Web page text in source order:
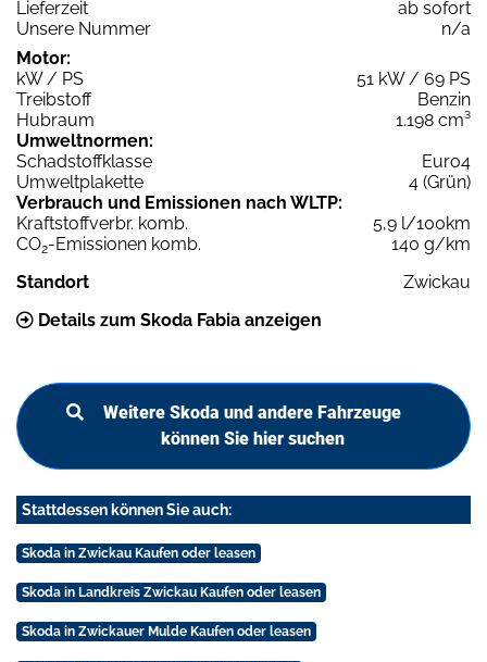
Lieferzeit
ab sofort
Unsere Nummer
n/a
Motor:
kW / PS
51 kW / 69 PS
Treibstoff
Benzin
Hubraum
1.198 cm³
Umweltnormen:
Schadstoffklasse
Euro4
Umweltplakette
4 (Grün)
Verbrauch und Emissionen nach WLTP:
Kraftstoffverbr. komb.
5,9 l/100km
CO2-Emissionen komb.
140 g/km
Standort
Zwickau
Details zum Skoda Fabia anzeigen
Weitere Skoda und andere Fahrzeuge
können Sie hier suchen
Stattdessen können Sie auch:
Skoda in Zwickau Kaufen oder leasen
Skoda in Landkreis Zwickau Kaufen oder leasen
Skoda in Zwickauer Mulde Kaufen oder leasen